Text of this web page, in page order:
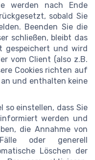
werden nach Ende
sobald Sie
Beenden Sie die
schließen, bleibt das
gespeichert und wird
vom Client (also z.B.
Cookies richten auf
an und enthalten keine
so einstellen, dass Sie
werden und
die Annahme von
oder generell
Löschen der